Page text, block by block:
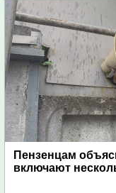
Пензенцам
включают